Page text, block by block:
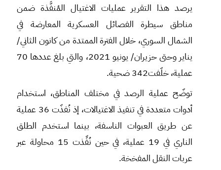
يرصد هذا التقرير عمليات الاغتيال المُنفَّذة ضمن
مناطق سيطرة الفصائل العسكرية المعارضة في
الشمال السوري، خلال الفترة الممتدة من كانون الثاني/
يناير وحتى حزيران/ يونيو 2021، والتي بلغ عددها 70
عملية، خلّفت342 ضحية.
توضّح عملية الرصد في مختلف المناطق، استخدام
أدوات متعددة في تنفيذ الاغتيالات، إذ نُفذّت 36 عملية
عن طريق العبوات الناسفة، بينما استخدم الطلق
الناري في 19 عملية، في حين نُفِّذت 15 محاولة عبر
عربات النقل المفخخة.